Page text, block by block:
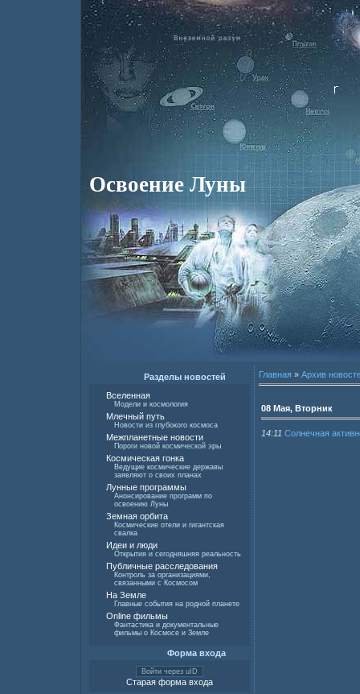
Освоение Луны
Разделы новостей
Вселенная
Модели и космология
Млечный путь
Новости из глубокого космоса
Межпланетные новости
Пороги новой космической эры
Космическая гонка
Ведущие космические державы
заявляют о своих планах
Лунные программы
Анонсирование программ по
освоению Луны
Земная орбита
Космические отели и гигантская
свалка
Идеи и люди
Открытия и сегодняшняя реальность
Публичные расследования
Контроль за организациями,
связанными с Космосом
На Земле
Главные события на родной планете
Online фильмы
Фантастика и документальные
фильмы о Космосе и Земле
Форма входа
Войти через uID
Старая форма входа
Главная » Архив
08 Мая, Вторник
14:11 Солнечная